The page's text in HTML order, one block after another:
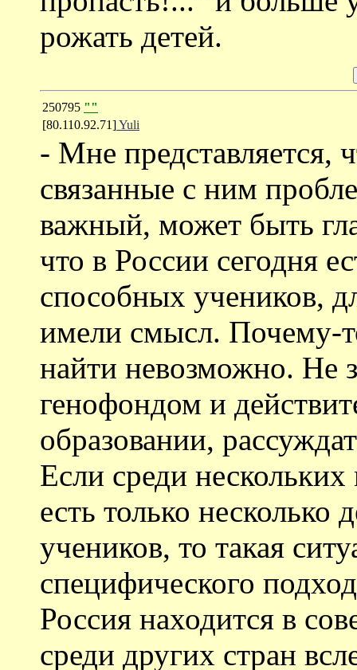
рожать детей.
250795 ""
[80.110.92.71]Yuli
- Мне представляется,
связанные с ним
важный, может быть
что в России сегодня
способных учеников,
имели смысл. Почему-
найти невозможно. Не
генофондом и
образовании,
Если среди
есть только несколько
учеников, то такая
специфического
Россия находится в
среди других стран